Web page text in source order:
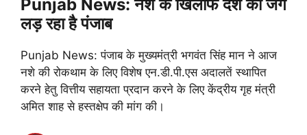
Punjab News: नशे के खिलाफ देश की जंग
लड़ रहा है पंजाब
Punjab News: पंजाब के मुख्यमंत्री भगवंत सिंह मान ने आज
नशे की रोकथाम के लिए विशेष एन.डी.पी.एस अदालतें स्थापित
करने हेतु वित्तीय सहायता प्रदान करने के लिए केंद्रीय गृह मंत्री
अमित शाह से हस्तक्षेप की मांग की।